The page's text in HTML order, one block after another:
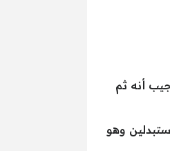
أنه ثم
وهو